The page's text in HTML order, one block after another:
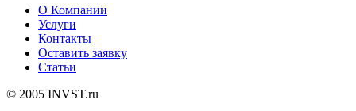
О Компании
Услуги
Контакты
Оставить заявку
Статьи
© 2005 INVST.ru